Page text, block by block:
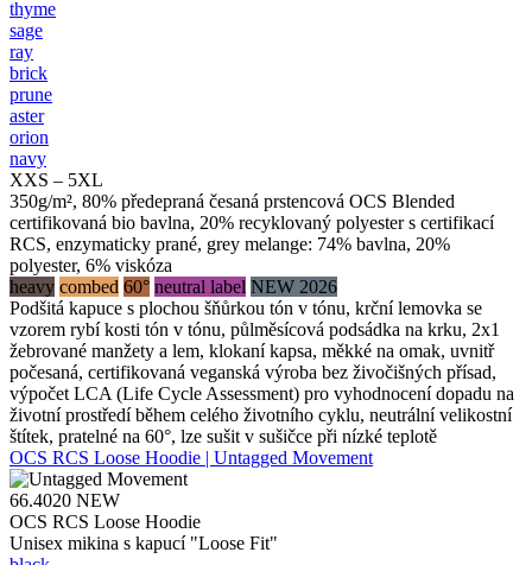
thyme
sage
ray
brick
prune
aster
orion
navy
XXS – 5XL
350g/m², 80% předepraná česaná prstencová OCS Blended
certifikovaná bio bavlna, 20% recyklovaný polyester s certifikací
RCS, enzymaticky prané, grey melange: 74% bavlna, 20%
polyester, 6% viskóza
heavy combed 60° neutral label NEW 2026
Podšitá kapuce s plochou šňůrkou tón v tónu, krční lemovka se
vzorem rybí kosti tón v tónu, půlměsícová podsádka na krku, 2x1
žebrované manžety a lem, klokaní kapsa, měkké na omak, uvnitř
počesaná, certifikovaná veganská výroba bez živočišných přísad,
výpočet LCA (Life Cycle Assessment) pro vyhodnocení dopadu na
životní prostředí během celého životního cyklu, neutrální velikostní
štítek, pratelné na 60°, lze sušit v sušičce při nízké teplotě
OCS RCS Loose Hoodie | Untagged Movement
66.4020 NEW
OCS RCS Loose Hoodie
Unisex mikina s kapucí "Loose Fit"